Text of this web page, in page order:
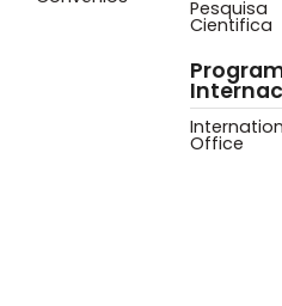
Pesquisa
Cientifica
Office